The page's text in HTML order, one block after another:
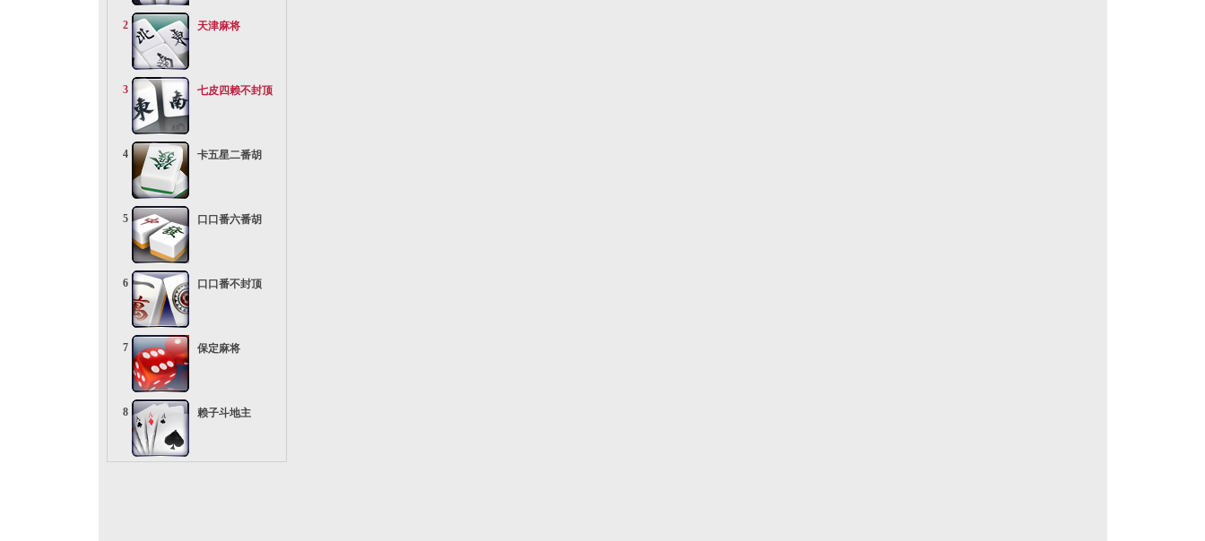
2 天津麻将
3 七皮四赖不封顶
4 卡五星二番胡
5 口口番六番胡
6 口口番不封顶
7 保定麻将
8 赖子斗地主